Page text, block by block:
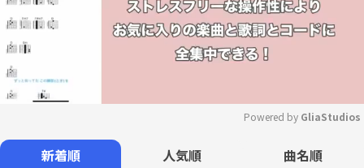
Mute
Powered by GliaStudios
新着順 人気順 曲名順